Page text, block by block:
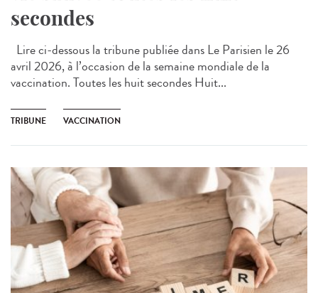
secondes
Lire ci-dessous la tribune publiée dans Le Parisien le 26
avril 2026, à l’occasion de la semaine mondiale de la
vaccination. Toutes les huit secondes Huit...
TRIBUNE VACCINATION